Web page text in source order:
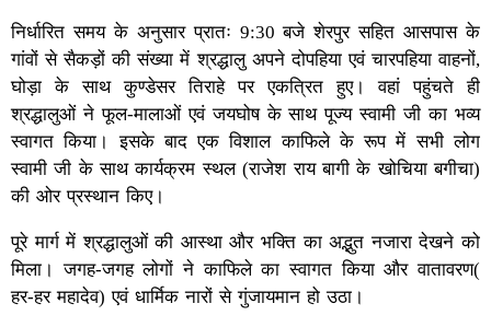
निर्धारित समय के अनुसार प्रातः 9:30 बजे शेरपुर सहित आसपास के
गांवों से सैकड़ों की संख्या में श्रद्धालु अपने दोपहिया एवं चारपहिया वाहनों,
घोड़ा के साथ कुण्डेसर तिराहे पर एकत्रित हुए। वहां पहुंचते ही
श्रद्धालुओं ने फूल-मालाओं एवं जयघोष के साथ पूज्य स्वामी जी का भव्य
स्वागत किया। इसके बाद एक विशाल काफिले के रूप में सभी लोग
स्वामी जी के साथ कार्यक्रम स्थल (राजेश राय बागी के खोचिया बगीचा)
की ओर प्रस्थान किए।
पूरे मार्ग में श्रद्धालुओं की आस्था और भक्ति का अद्भुत नजारा देखने को
मिला। जगह-जगह लोगों ने काफिले का स्वागत किया और वातावरण(
हर-हर महादेव) एवं धार्मिक नारों से गुंजायमान हो उठा।